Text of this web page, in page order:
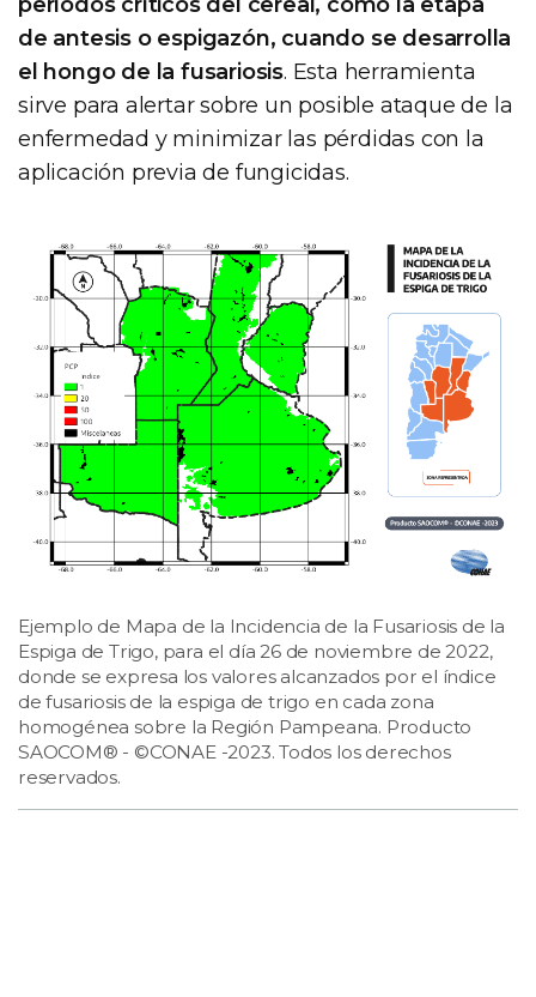
de antesis o espigazón, cuando se desarrolla
el hongo de la fusariosis. Esta herramienta
sirve para alertar sobre un posible ataque de la
enfermedad y minimizar las pérdidas con la
aplicación previa de fungicidas.
Ejemplo de Mapa de la Incidencia de la Fusariosis de la
Espiga de Trigo, para el día 26 de noviembre de 2022,
donde se expresa los valores alcanzados por el índice
de fusariosis de la espiga de trigo en cada zona
homogénea sobre la Región Pampeana. Producto
SAOCOM® - ©CONAE -2023. Todos los derechos
reservados.